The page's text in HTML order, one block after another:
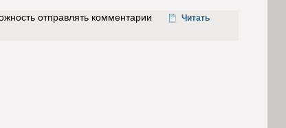
отправлять комментарии
Читать